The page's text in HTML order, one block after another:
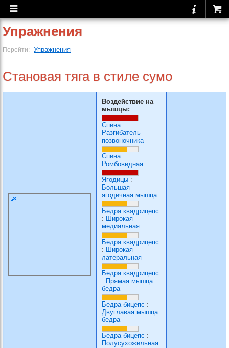
Упражнения
Перейти: Упражнения
Становая тяга в стиле сумо
Воздействие на
мышцы:
Спина:
Разгибатель
позвоночника
Спина:
Ромбовидная
Ягодицы :
Большая
ягодичная мышца.
Бедра квадрицепс
: Широкая
медиальная
Бедра квадрицепс
: Широкая
латеральная
Бедра квадрицепс
: Прямая мышца
бедра
Бедра бицепс :
Двуглавая мышца
бедра
Бедра бицепс :
Полусухожильная